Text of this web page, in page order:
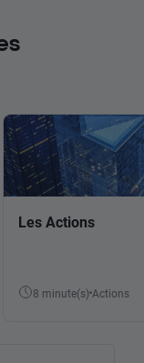
Les Actions
8 minute(s) Actions